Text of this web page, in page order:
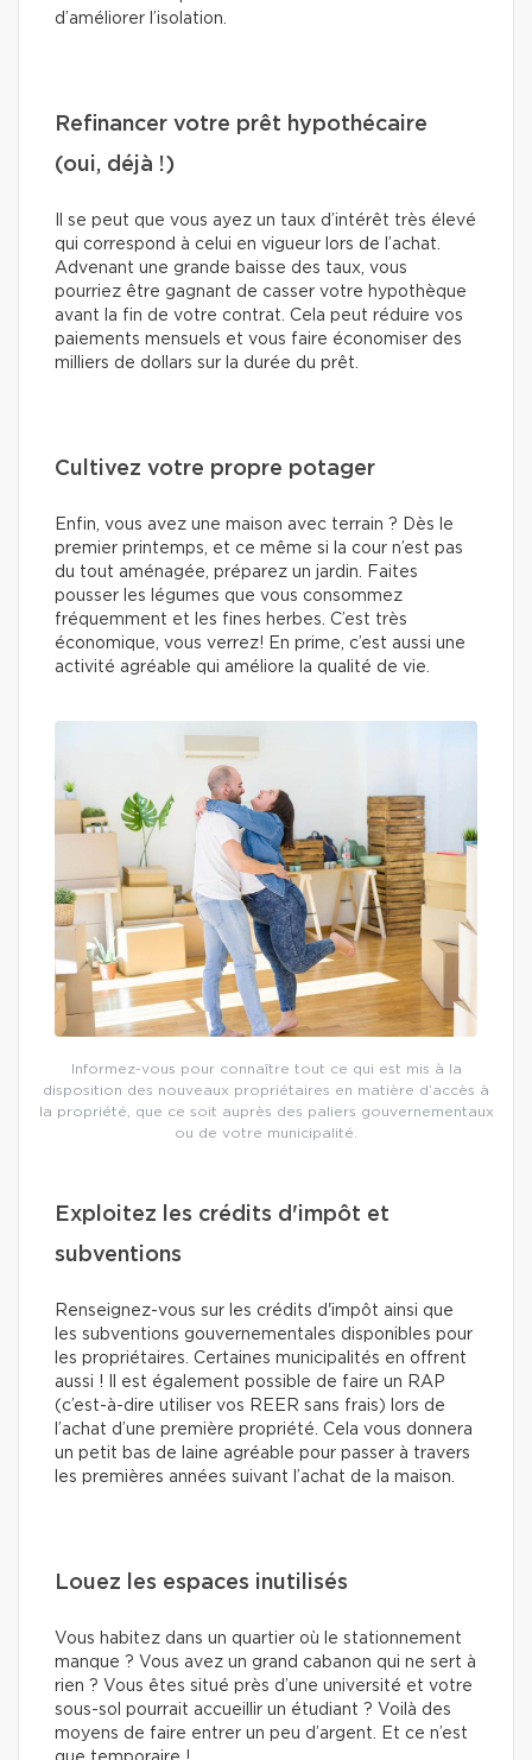
d’améliorer l’isolation.
Refinancer votre prêt hypothécaire
(oui, déjà !)
Il se peut que vous ayez un taux d’intérêt très élevé
qui correspond à celui en vigueur lors de l’achat.
Advenant une grande baisse des taux, vous
pourriez être gagnant de casser votre hypothèque
avant la fin de votre contrat. Cela peut réduire vos
paiements mensuels et vous faire économiser des
milliers de dollars sur la durée du prêt.
Cultivez votre propre potager
Enfin, vous avez une maison avec terrain ? Dès le
premier printemps, et ce même si la cour n’est pas
du tout aménagée, préparez un jardin. Faites
pousser les légumes que vous consommez
fréquemment et les fines herbes. C’est très
économique, vous verrez! En prime, c’est aussi une
activité agréable qui améliore la qualité de vie.
Informez-vous pour connaître tout ce qui est mis à la
disposition des nouveaux propriétaires en matière d’accès à
la propriété, que ce soit auprès des paliers gouvernementaux
ou de votre municipalité.
Exploitez les crédits d'impôt et
subventions
Renseignez-vous sur les crédits d'impôt ainsi que
les subventions gouvernementales disponibles pour
les propriétaires. Certaines municipalités en offrent
aussi ! Il est également possible de faire un RAP
(c’est-à-dire utiliser vos REER sans frais) lors de
l’achat d’une première propriété. Cela vous donnera
un petit bas de laine agréable pour passer à travers
les premières années suivant l’achat de la maison.
Louez les espaces inutilisés
Vous habitez dans un quartier où le stationnement
manque ? Vous avez un grand cabanon qui ne sert à
rien ? Vous êtes situé près d’une université et votre
sous-sol pourrait accueillir un étudiant ? Voilà des
moyens de faire entrer un peu d’argent. Et ce n’est